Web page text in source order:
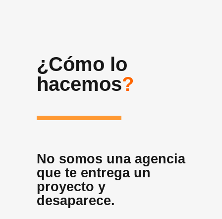
¿Cómo lo
hacemos?
No somos una agencia
que te entrega un
proyecto y
desaparece.